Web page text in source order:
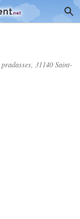
pradasses, 31140 Saint-